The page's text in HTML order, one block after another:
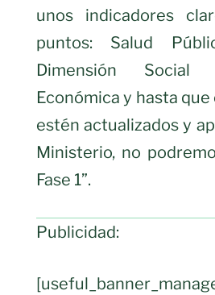
unos indicadores
puntos: Salud
Dimensión
Económica y hasta
estén actualizados y
Ministerio, no
Fase 1”.
Publicidad: